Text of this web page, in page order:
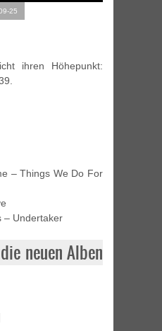
25
ihren Höhepunkt:
– Things We Do For
– Undertaker
neuen Alben